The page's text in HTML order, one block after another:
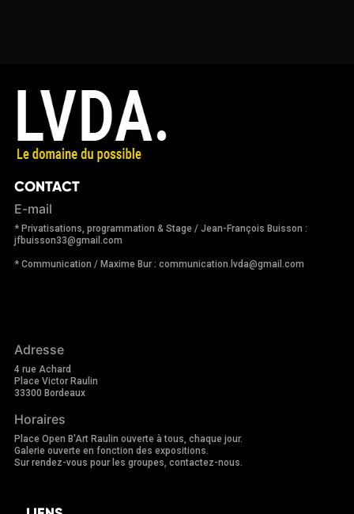
CONTACT
E-mail
* Privatisations, programmation & Stage / Jean-François Buisson :
jfbuisson33@gmail.com
* Communication / Maxime Bur : communication.lvda@gmail.com
Adresse
4 rue Achard
Place Victor Raulin
33300 Bordeaux
Horaires
Place Open B'Art Raulin ouverte à tous, chaque jour.
Galerie ouverte en fonction des expositions.
Sur rendez-vous pour les groupes, contactez-nous.